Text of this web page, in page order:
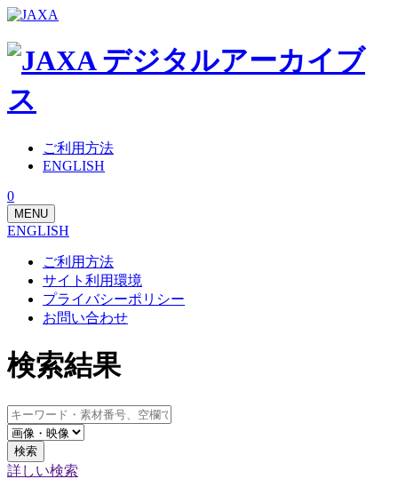
ご利用方法
ENGLISH
0
MENU
ENGLISH
ご利用方法
サイト利用環境
プライバシーポリシー
お問い合わせ
検索結果
検索
詳しい検索